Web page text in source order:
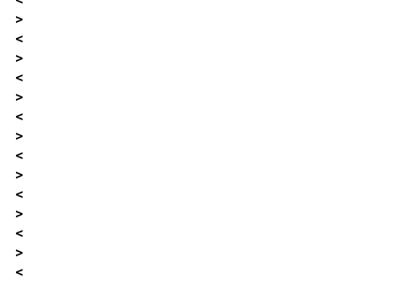
>
<
>
<
>
<
>
<
>
<
>
<
>
<